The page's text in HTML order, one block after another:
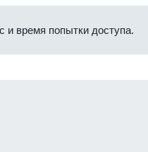
и время попытки доступа.